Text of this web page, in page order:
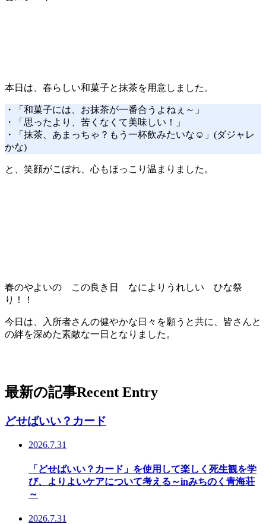
本日は、春らしい和菓子と抹茶を用意しました。
・「和菓子には、お抹茶が一番合うよねぇ～」
・「思ったより、苦くなくて美味しい！」
・「抹茶、あまっちゃ？もう一杯飲みたいな☺」(ダジャレ
かな)
と、笑顔がこぼれ、心もほっこり温まりました。
春のやよいの この良き日 なによりうれしい ひな祭
り！！
今日は、入所者さんの健やかな日々を願うと共に、皆さんと
の絆を深めた素敵な一日となりました。
最新の記事Recent Entry
どせばいい？カード
2026.7.31
「どせばいい？カード」を使用して楽しく死生観を学
び、よりよいケアについて考える～inみちのく青海荘
～
2026.7.31